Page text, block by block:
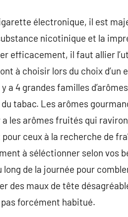
électronique, il est
nicotinique et la
efficacement, il faut allier
à choisir lors du choix d’un
a 4 grandes familles
tabac. Les arômes
a les arômes fruités qui
ceux à la recherche de
à séléctionner selon vos
de la journée pour
des maux de tête
pas forcément habitué.